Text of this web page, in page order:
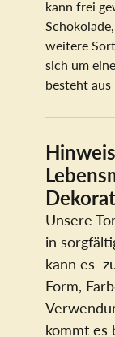
kann frei
weitere
sich um
besteht
Unsere
in
kann es
Form,
kommt es